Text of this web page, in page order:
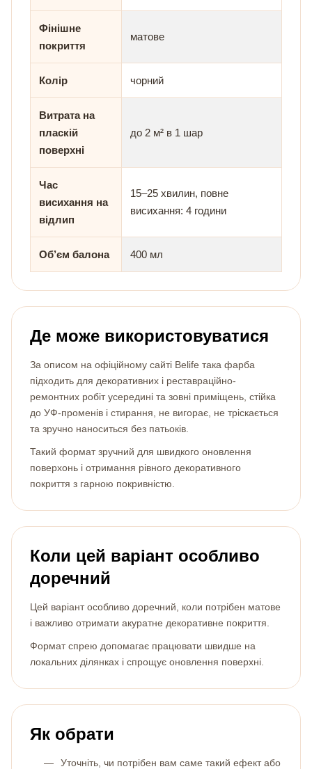
Фінішне
покриття
матове
Колір чорний
Витрата на
пласкій
поверхні
до 2 м² в 1 шар
Час
висихання на
відлип
15–25 хвилин, повне
висихання: 4 години
Об’єм балона 400 мл
Де може використовуватися
За описом на офіційному сайті Belife така фарба
підходить для декоративних і реставраційно-
ремонтних робіт усередині та зовні приміщень, стійка
до УФ-променів і стирання, не вигорає, не тріскається
та зручно наноситься без патьоків.
Такий формат зручний для швидкого оновлення
поверхонь і отримання рівного декоративного
покриття з гарною покривністю.
Коли цей варіант особливо
доречний
Цей варіант особливо доречний, коли потрібен матове
і важливо отримати акуратне декоративне покриття.
Формат спрею допомагає працювати швидше на
локальних ділянках і спрощує оновлення поверхні.
Як обрати
Уточніть, чи потрібен вам саме такий ефект або